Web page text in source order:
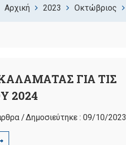
Αρχική 2023 Οκτώβριος
ΓΙΑ ΤΙΣ
2024
/Δημοσιεύτηκε : 09/10/2023